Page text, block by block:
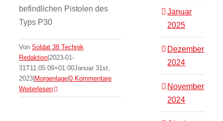
befindlichen Pistolen des
Typs P30
Von Soldat 38 Technik
Redaktion 2023-01-
31T11:05:09+01:00Januar 31st,
2023 Morgenlage 0 Kommentare
Weiterlesen
Januar
2025
Dezember
2024
November
2024